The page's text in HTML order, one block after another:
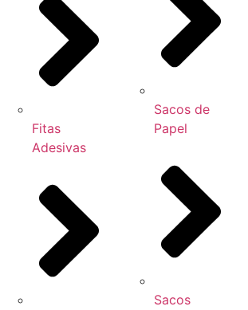
Fitas
Adesivas
Sacos de
Papel
Sacos